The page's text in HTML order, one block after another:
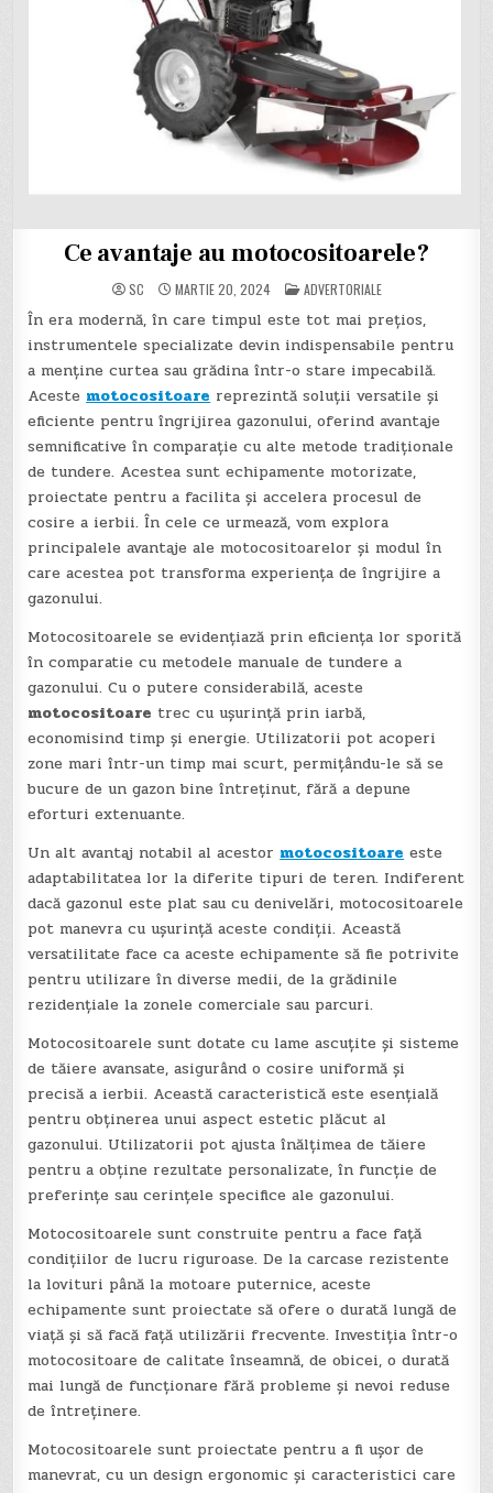
Ce avantaje au motocositoarele?
SC MARTIE 20, 2024 POSTED
IN
ADVERTORIALE
În era modernă, în care timpul este tot mai prețios,
instrumentele specializate devin indispensabile pentru
a menține curtea sau grădina într-o stare impecabilă.
Aceste motocositoare reprezintă soluții versatile și
eficiente pentru îngrijirea gazonului, oferind avantaje
semnificative în comparație cu alte metode tradiționale
de tundere. Acestea sunt echipamente motorizate,
proiectate pentru a facilita și accelera procesul de
cosire a ierbii. În cele ce urmează, vom explora
principalele avantaje ale motocositoarelor și modul în
care acestea pot transforma experiența de îngrijire a
gazonului.
Motocositoarele se evidențiază prin eficiența lor sporită
în comparatie cu metodele manuale de tundere a
gazonului. Cu o putere considerabilă, aceste
motocositoare trec cu ușurință prin iarbă,
economisind timp și energie. Utilizatorii pot acoperi
zone mari într-un timp mai scurt, permițându-le să se
bucure de un gazon bine întreținut, fără a depune
eforturi extenuante.
Un alt avantaj notabil al acestor motocositoare este
adaptabilitatea lor la diferite tipuri de teren. Indiferent
dacă gazonul este plat sau cu denivelări, motocositoarele
pot manevra cu ușurință aceste condiții. Această
versatilitate face ca aceste echipamente să fie potrivite
pentru utilizare în diverse medii, de la grădinile
rezidențiale la zonele comerciale sau parcuri.
Motocositoarele sunt dotate cu lame ascuțite și sisteme
de tăiere avansate, asigurând o cosire uniformă și
precisă a ierbii. Această caracteristică este esențială
pentru obținerea unui aspect estetic plăcut al
gazonului. Utilizatorii pot ajusta înălțimea de tăiere
pentru a obține rezultate personalizate, în funcție de
preferințe sau cerințele specifice ale gazonului.
Motocositoarele sunt construite pentru a face față
condițiilor de lucru riguroase. De la carcase rezistente
la lovituri până la motoare puternice, aceste
echipamente sunt proiectate să ofere o durată lungă de
viață și să facă față utilizării frecvente. Investiția într-o
motocositoare de calitate înseamnă, de obicei, o durată
mai lungă de funcționare fără probleme și nevoi reduse
de întreținere.
Motocositoarele sunt proiectate pentru a fi ușor de
manevrat, cu un design ergonomic și caracteristici care